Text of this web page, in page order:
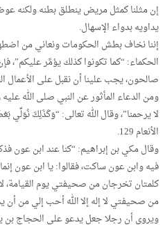
إن مثلنا كمثل مريض ينطلق بطنه ولكنه
يداويه بدواء الإسهال.
إننا نخاف بطش الحكومات ونعاني من
الحكماء: “كما تكونوا كذلك يؤمَّر عليكم”،
صالحون، يجب علينا أن نقبل على الأعمال
ومن الدعاء المأثور عن النبي صلى الله
لا يرحمنا”، وقال الله تعالى: “وَكَذَلِكَ نُوَلِّي
الأنعام 129.
وقال مكي بن إبراهيم: “كنا عند ابن عون
فيه وابن عون ساكت، فقالوا: يا ابن عون
كلمتان تخرجان من صحيفتي يوم القيامة، لا
من صحيفتي لا إله إلا الله أحب إلي من أن
ويروى أن رجلا جعل يدعو على الحجاج بن